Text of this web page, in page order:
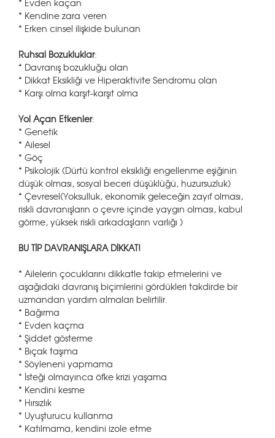
* Evden kaçan
* Kendine zara veren
* Erken cinsel ilişkide bulunan
Ruhsal Bozukluklar:
* Davranış bozukluğu olan
* Dikkat Eksikliği ve Hiperaktivite Sendromu olan
* Karşı olma karşıt-karşıt olma
Yol Açan Etkenler:
* Genetik
* Ailesel
* Göç
* Psikolojik (Dürtü kontrol eksikliği engellenme eşiğinin
düşük olması, sosyal beceri düşüklüğü, huzursuzluk)
* Çevresel(Yoksulluk, ekonomik geleceğin zayıf olması,
riskli davranışların o çevre içinde yaygın olması, kabul
görme, yüksek riskli arkadaşların varlığı )
BU TİP DAVRANIŞLARA DİKKAT!
* Ailelerin çocuklarını dikkatle takip etmelerini ve
aşağıdaki davranış biçimlerini gördükleri takdirde bir
uzmandan yardım almaları belirtilir.
* Bağırma
* Evden kaçma
* Şiddet gösterme
* Bıçak taşıma
* Söyleneni yapmama
* İsteği olmayınca öfke krizi yaşama
* Kendini kesme
* Hırsızlık
* Uyuşturucu kullanma
* Katılmama, kendini izole etme